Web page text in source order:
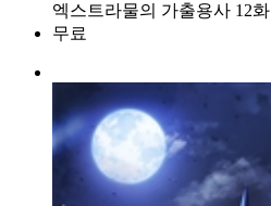
엑스트라물의 가출용사 12화
무료